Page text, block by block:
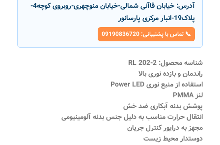
آدرس:
خیابان قاآنی شمالی-خیابان منوچهری-روبروی کوچه4-
پلاک19-انبار مرکزی پارسانور
📞 تماس با پشتیبانی: 09190836720
شناسه محصول: RL 202-2
راندمان و بازده نوری بالا
استفاده از منبع نوری Power LED
لنز PMMA
پوشش بدنه آبکاری ضد خش
انتقال حرارت مناسب به دلیل جنس بدنه آلومینیومی
مجهز به درایور کنترل جریان
دوستدار محیط زیست